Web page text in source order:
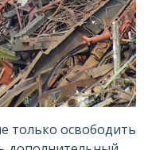
только освободить